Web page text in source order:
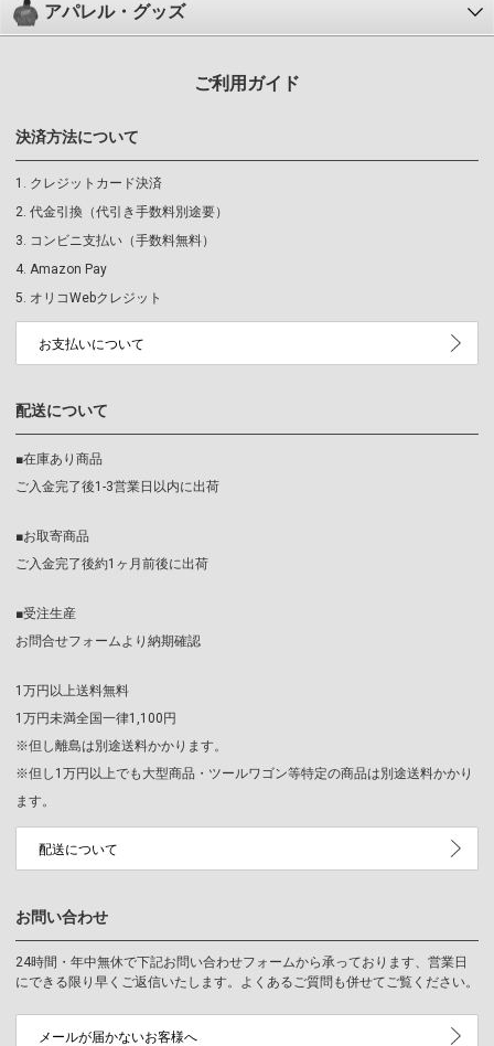
アパレル・グッズ
ご利用ガイド
決済方法について
クレジットカード決済
代金引換（代引き手数料別途要）
コンビニ支払い（手数料無料）
Amazon Pay
オリコWebクレジット
お支払いについて
配送について
■在庫あり商品
ご入金完了後1-3営業日以内に出荷
■お取寄商品
ご入金完了後約1ヶ月前後に出荷
■受注生産
お問合せフォームより納期確認
1万円以上送料無料
1万円未満全国一律1,100円
※但し離島は別途送料かかります。
※但し1万円以上でも大型商品・ツールワゴン等特定の商品は別途送料かかり
ます。
配送について
お問い合わせ
24時間・年中無休で下記お問い合わせフォームから承っております、営業日
にできる限り早くご返信いたします。よくあるご質問も併せてご覧ください。
メールが届かないお客様へ